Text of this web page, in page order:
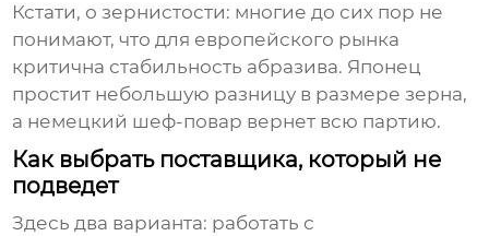
Кстати, о зернистости: многие до сих пор не
понимают, что для европейского рынка
критична стабильность абразива. Японец
простит небольшую разницу в размере зерна,
а немецкий шеф-повар вернет всю партию.
Как выбрать поставщика, который не
подведет
Здесь два варианта: работать с